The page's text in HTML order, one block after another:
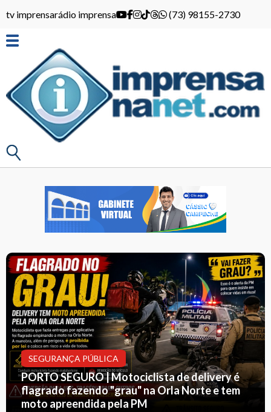
tv imprensarádio imprensa (73) 98155-2730
SEGURANÇA PÚBLICA
PORTO SEGURO | Motociclista de delivery é
flagrado fazendo "grau" na Orla Norte e tem
moto apreendida pela PM